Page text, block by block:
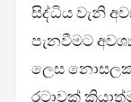
සිද්ධිය වැනි
පැනවීමට
ලෙස
රටාවක්